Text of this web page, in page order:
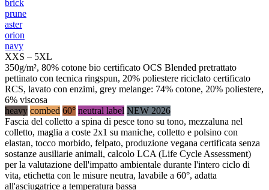
brick
prune
aster
orion
navy
XXS – 5XL
350g/m², 80% cotone bio certificato OCS Blended pretrattato
pettinato con tecnica ringspun, 20% poliestere riciclato certificato
RCS, lavato con enzimi, grey melange: 74% cotone, 20% poliestere,
6% viscosa
heavy combed 60° neutral label NEW 2026
Fascia del colletto a spina di pesce tono su tono, mezzaluna nel
colletto, maglia a coste 2x1 su maniche, colletto e polsino con
elastan, tocco morbido, felpato, produzione vegana certificata senza
sostanze ausiliarie animali, calcolo LCA (Life Cycle Assessment)
per la valutazione dell'impatto ambientale durante l'intero ciclo di
vita, etichetta con le misure neutra, lavabile a 60°, adatta
all'asciugatrice a temperatura bassa